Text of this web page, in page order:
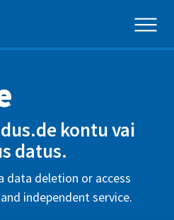
kontu vai
datus.
data deletion or access
independent service.